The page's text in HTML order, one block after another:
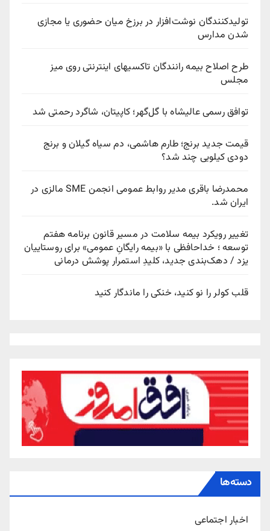
تولیدکنندگان نوشت‌افزار در برزخ میان حضوری یا مجازی
شدن مدارس
طرح اصلاح بیمه رانندگان تاکسیهای اینترنتی روی میز
مجلس
توافق رسمی عالیشاه با گل‌گهر؛ کاپیتان، شاگرد رحمتی شد
قیمت جدید برنج؛ طارم هاشمی، دم سیاه گیلان و برنج
دودی کیلویی چند شد؟
محمدرضا باقری مدیر روابط عمومی انجمن SME مالزی در
ایران شد.
تغییر رویکرد بیمه سلامت در مسیر قانون برنامه هفتم
توسعه ؛ خداحافظی با «بیمه رایگانِ عمومی» برای روستاییان
یزد / دهک‌بندی جدید، کلیدِ استمرار پوشش درمانی
قلب کولر را نو کنید، خنکی را ماندگار کنید
دسته‌ها
اخبار اجتماعی